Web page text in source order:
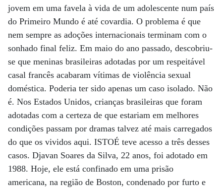
jovem em uma favela à vida de um adolescente num país
do Primeiro Mundo é até covardia. O problema é que
nem sempre as adoções internacionais terminam com o
sonhado final feliz. Em maio do ano passado, descobriu-
se que meninas brasileiras adotadas por um respeitável
casal francês acabaram vítimas de violência sexual
doméstica. Poderia ter sido apenas um caso isolado. Não
é. Nos Estados Unidos, crianças brasileiras que foram
adotadas com a certeza de que estariam em melhores
condições passam por dramas talvez até mais carregados
do que os vividos aqui. ISTOÉ teve acesso a três desses
casos. Djavan Soares da Silva, 22 anos, foi adotado em
1988. Hoje, ele está confinado em uma prisão
americana, na região de Boston, condenado por furto e